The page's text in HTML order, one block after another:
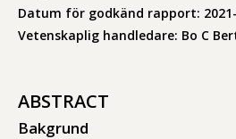
Datum för godkänd rapport:
Vetenskaplig handledare: Bo C
ABSTRACT
Bakgrund